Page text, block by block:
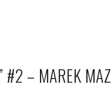
#2 – MAREK